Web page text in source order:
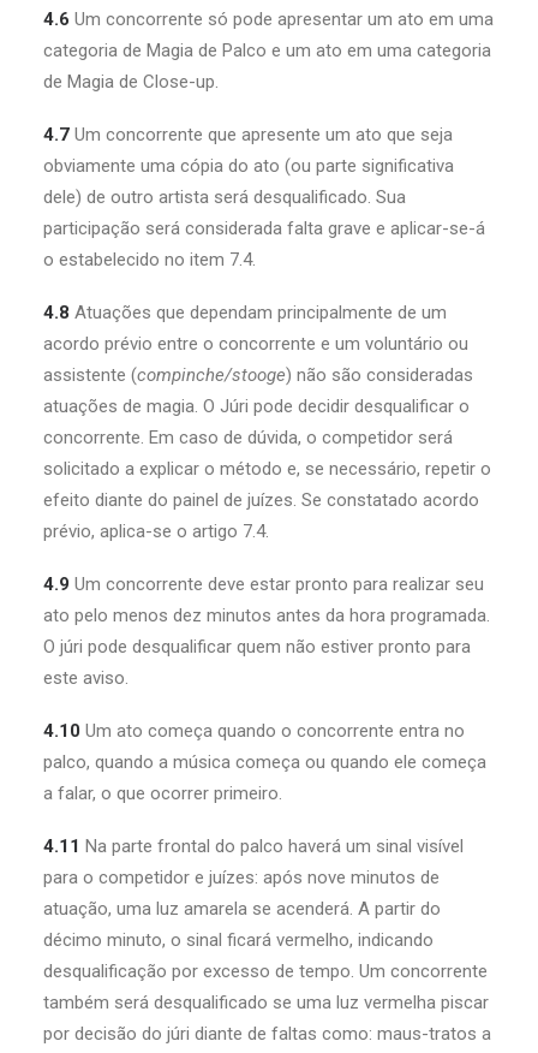
4.6 Um concorrente só pode apresentar um ato em uma
categoria de Magia de Palco e um ato em uma categoria
de Magia de Close-up.
4.7 Um concorrente que apresente um ato que seja
obviamente uma cópia do ato (ou parte significativa
dele) de outro artista será desqualificado. Sua
participação será considerada falta grave e aplicar-se-á
o estabelecido no item 7.4.
4.8 Atuações que dependam principalmente de um
acordo prévio entre o concorrente e um voluntário ou
assistente (compinche/stooge) não são consideradas
atuações de magia. O Júri pode decidir desqualificar o
concorrente. Em caso de dúvida, o competidor será
solicitado a explicar o método e, se necessário, repetir o
efeito diante do painel de juízes. Se constatado acordo
prévio, aplica-se o artigo 7.4.
4.9 Um concorrente deve estar pronto para realizar seu
ato pelo menos dez minutos antes da hora programada.
O júri pode desqualificar quem não estiver pronto para
este aviso.
4.10 Um ato começa quando o concorrente entra no
palco, quando a música começa ou quando ele começa
a falar, o que ocorrer primeiro.
4.11 Na parte frontal do palco haverá um sinal visível
para o competidor e juízes: após nove minutos de
atuação, uma luz amarela se acenderá. A partir do
décimo minuto, o sinal ficará vermelho, indicando
desqualificação por excesso de tempo. Um concorrente
também será desqualificado se uma luz vermelha piscar
por decisão do júri diante de faltas como: maus-tratos a